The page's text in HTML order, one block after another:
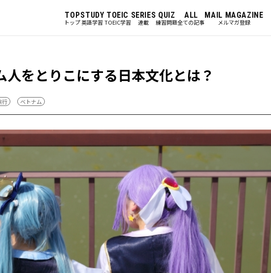
TOP
トップ
STUDY
英語学習
TOEIC
TOEIC学習
SERIES
連載
QUIZ
練習問題
ALL
全ての記事
MAIL MAGAZINE
メルマガ登録
をとりこにする日本文化とは？
行 ベトナム